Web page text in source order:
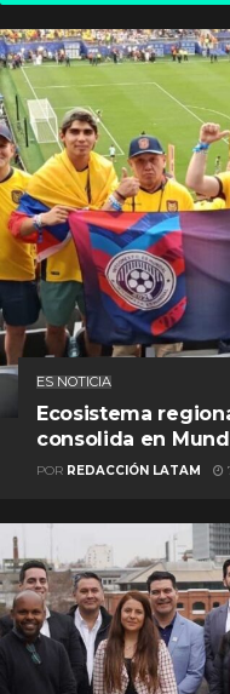
ES NOTICIA
Ecosistema
consolida en
POR REDACCIÓN LATAM